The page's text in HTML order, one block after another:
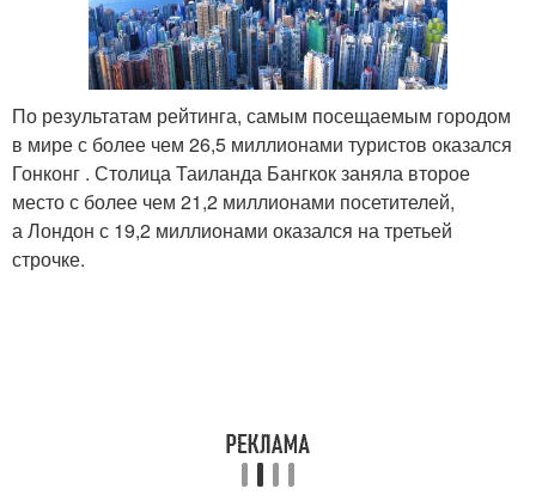
По результатам рейтинга, самым посещаемым городом
в мире с более чем 26,5 миллионами туристов оказался
Гонконг . Столица Таиланда Бангкок заняла второе
место с более чем 21,2 миллионами посетителей,
а Лондон с 19,2 миллионами оказался на третьей
строчке.